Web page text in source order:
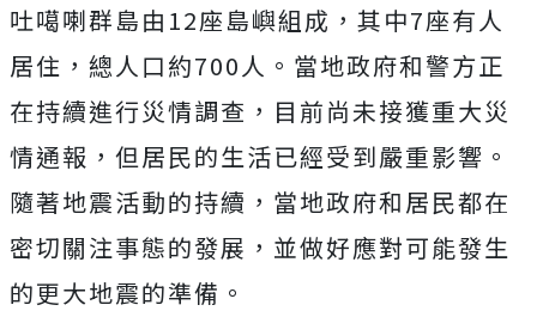
吐噶喇群島由12座島嶼組成，其中7座有人
居住，總人口約700人。當地政府和警方正
在持續進行災情調查，目前尚未接獲重大災
情通報，但居民的生活已經受到嚴重影響。
隨著地震活動的持續，當地政府和居民都在
密切關注事態的發展，並做好應對可能發生
的更大地震的準備。